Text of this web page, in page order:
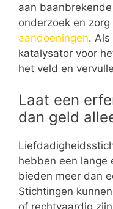
aan
onderzoek en
aandoeningen. Als
katalysator voor
het veld en
Laat een
dan geld
hebben een lange
bieden meer dan
Stichtingen
of rechtvaardig